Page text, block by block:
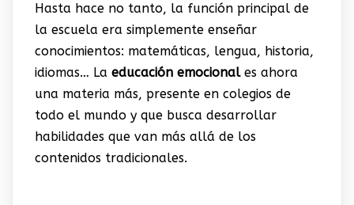
Hasta hace no tanto, la función principal de
la escuela era simplemente enseñar
conocimientos: matemáticas, lengua, historia,
idiomas… La educación emocionales ahora
una materia más, presente en colegios de
todo el mundo y que busca desarrollar
habilidades que van más allá de los
contenidos tradicionales.